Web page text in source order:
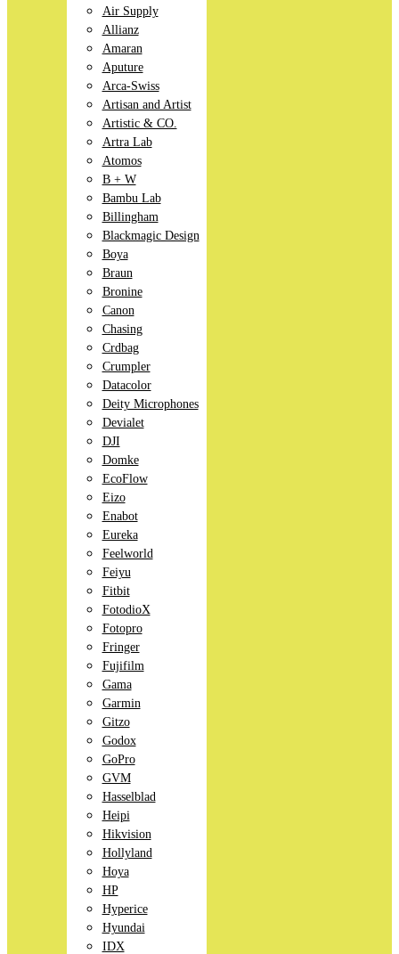
Air Supply
Allianz
Amaran
Aputure
Arca-Swiss
Artisan and Artist
Artistic & CO.
Artra Lab
Atomos
B + W
Bambu Lab
Billingham
Blackmagic Design
Boya
Braun
Bronine
Canon
Chasing
Crdbag
Crumpler
Datacolor
Deity Microphones
Devialet
DJI
Domke
EcoFlow
Eizo
Enabot
Eureka
Feelworld
Feiyu
Fitbit
FotodioX
Fotopro
Fringer
Fujifilm
Gama
Garmin
Gitzo
Godox
GoPro
GVM
Hasselblad
Heipi
Hikvision
Hollyland
Hoya
HP
Hyperice
Hyundai
IDX